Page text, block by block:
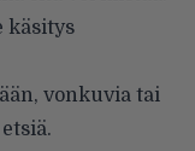
käsitys
vonkuvia tai